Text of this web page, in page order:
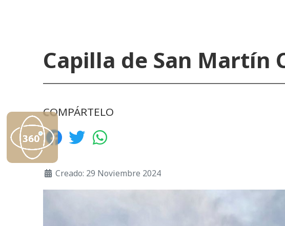
Capilla de San Martín
COMPÁRTELO
Creado: 29 Noviembre 2024